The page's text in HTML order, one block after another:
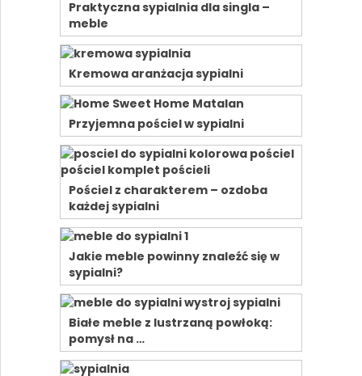
Praktyczna sypialnia dla singla –
meble
Kremowa aranżacja sypialni
Przyjemna pościel w sypialni
Pościel z charakterem – ozdoba
każdej sypialni
Jakie meble powinny znaleźć się w
sypialni?
Białe meble z lustrzaną powłoką:
pomysł na …